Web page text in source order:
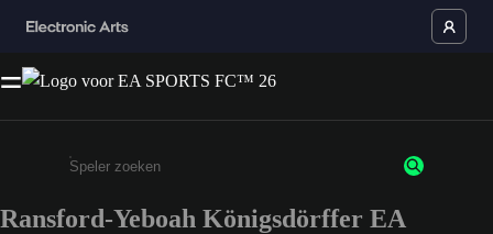
Enter a minimum of 3 characters or numbers
Ransford-Yeboah Königsdörffer EA